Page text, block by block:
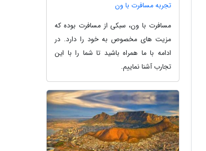
تجربه مسافرت با ون
مسافرت با ون، سبکی از مسافرت بوده که
مزیت ­های مخصوص به خود را دارد. در
ادامه با ما همراه باشید تا شما را با این
تجارب آشنا نماییم.